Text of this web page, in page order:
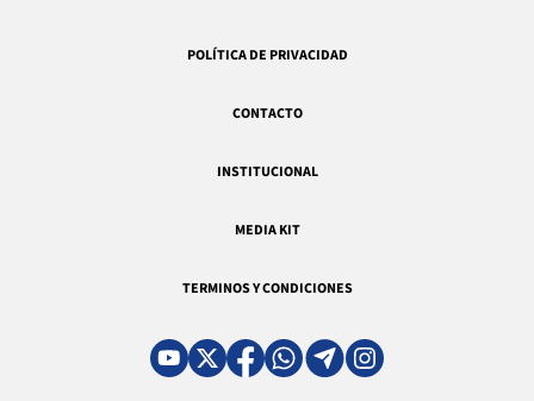
POLÍTICA DE PRIVACIDAD
CONTACTO
INSTITUCIONAL
MEDIA KIT
TERMINOS Y CONDICIONES